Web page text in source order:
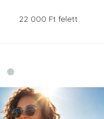
22 000 Ft felett